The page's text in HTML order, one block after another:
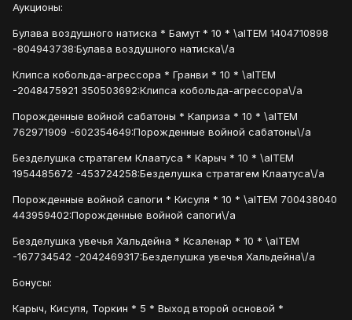
Аукционы:
Булава воздушного натиска * Бамут * 10 * \aITEM 1404710898
-804943738:Булава воздушного натиска\/a
Клипса кобольда-агрессора * Гранви * 10 * \aITEM
-2048475921 350503692:Клипса кобольда-агрессора\/a
Порожденные войной сабатоны * Каприза * 10 * \aITEM
762971909 -602354649:Порожденные войной сабатоны\/a
Безделушка стратагем Клаатуса * Карыч * 10 * \aITEM
1954485672 -453724258:Безделушка стратагем Клаатуса\/a
Порожденные войной сапоги * Кисуля * 10 * \aITEM 700438040
443959402:Порожденные войной сапоги\/a
Безделушка увечья Хальдейна * Ксаленар * 10 * \aITEM
-167734542 -2042469317:Безделушка увечья Хальдейна\/a
Бонусы:
Карыч, Кисуля, Торкин * 5 * Выход второй основой *